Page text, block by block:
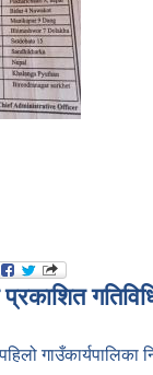
प्रकाशित
गाउँकार्यपालिका